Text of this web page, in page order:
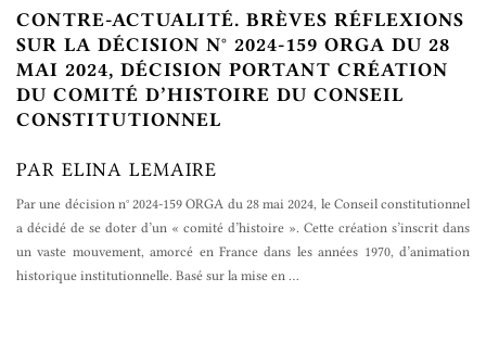
CONTRE-ACTUALITÉ. BRÈVES RÉFLEXIONS
SUR LA DÉCISION N° 2024-159 ORGA DU 28
MAI 2024, DÉCISION PORTANT CRÉATION
DU COMITÉ D’HISTOIRE DU CONSEIL
CONSTITUTIONNEL
PAR ELINA LEMAIRE
Par une décision n° 2024-159 ORGA du 28 mai 2024, le Conseil constitutionnel
a décidé de se doter d’un « comité d’histoire ». Cette création s’inscrit dans
un vaste mouvement, amorcé en France dans les années 1970, d’animation
historique institutionnelle. Basé sur la mise en …